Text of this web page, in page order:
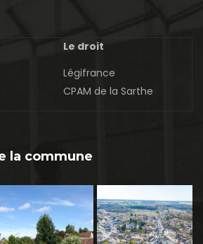
Le droit
Légifrance
CPAM de la Sarthe
la commune